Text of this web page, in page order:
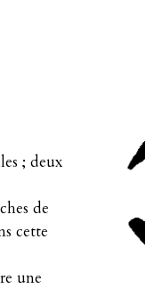
; deux
de
cette
une